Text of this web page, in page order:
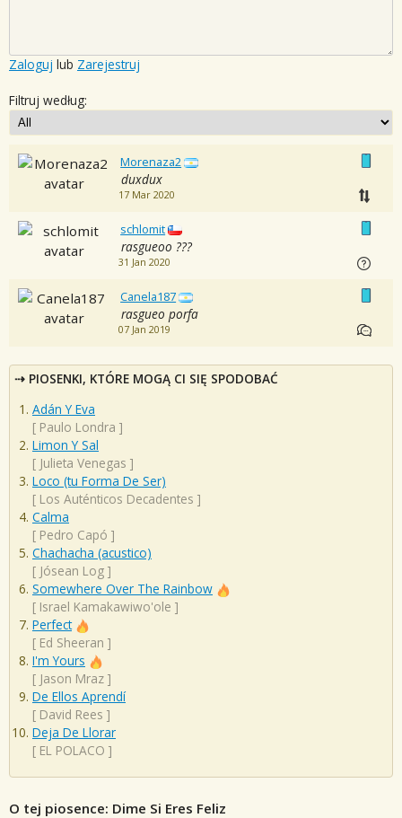
Zaloguj lub Zarejestruj
Filtruj według:
Morenaza2
duxdux
17 Mar 2020
schlomit
rasgueoo ???
31 Jan 2020
Canela187
rasgueo porfa
07 Jan 2019
PIOSENKI, KTÓRE MOGĄ CI SIĘ SPODOBAĆ
Adán Y Eva
[ Paulo Londra ]
Limon Y Sal
[ Julieta Venegas ]
Loco (tu Forma De Ser)
[ Los Auténticos Decadentes ]
Calma
[ Pedro Capó ]
Chachacha (acustico)
[ Jósean Log ]
Somewhere Over The Rainbow
[ Israel Kamakawiwo'ole ]
Perfect
[ Ed Sheeran ]
I'm Yours
[ Jason Mraz ]
De Ellos Aprendí
[ David Rees ]
Deja De Llorar
[ EL POLACO ]
O tej piosence: Dime Si Eres Feliz